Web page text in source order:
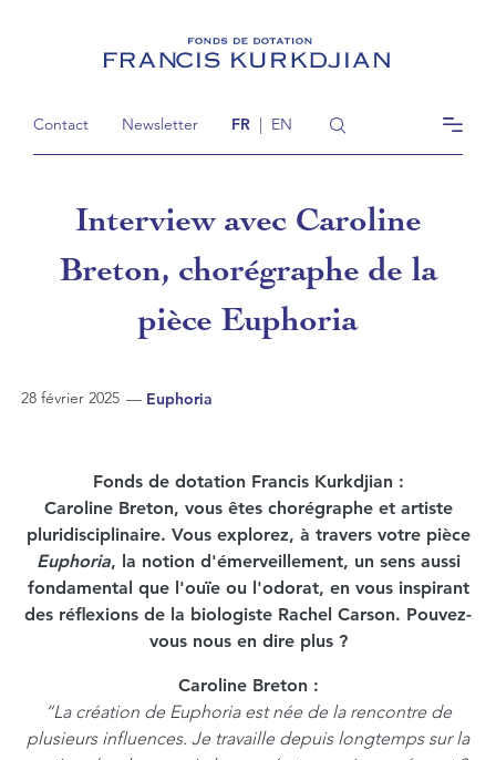
Contact Newsletter FR | EN
Interview avec Caroline
Breton, chorégraphe de la
pièce Euphoria
28 février 2025 — Euphoria
Fonds de dotation Francis Kurkdjian :
Caroline Breton, vous êtes chorégraphe et artiste
pluridisciplinaire. Vous explorez, à travers votre pièce
Euphoria, la notion d'émerveillement, un sens aussi
fondamental que l'ouïe ou l'odorat, en vous inspirant
des réflexions de la biologiste Rachel Carson. Pouvez-
vous nous en dire plus ?
Caroline Breton :
“La création de Euphoria est née de la rencontre de
plusieurs influences. Je travaille depuis longtemps sur la